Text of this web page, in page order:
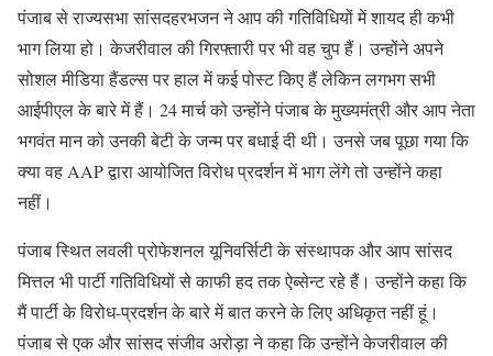
पंजाब से राज्यसभा सांसदहरभजन ने आप की गतिविधियों में शायद ही कभी
भाग लिया हो। केजरीवाल की गिरफ्तारी पर भी वह चुप हैं। उन्होंने अपने
सोशल मीडिया हैंडल्स पर हाल में कई पोस्ट किए हैं लेकिन लगभग सभी
आईपीएल के बारे में हैं। 24 मार्च को उन्होंने पंजाब के मुख्यमंत्री और आप नेता
भगवंत मान को उनकी बेटी के जन्म पर बधाई दी थी। उनसे जब पूछा गया कि
क्या वह AAP द्वारा आयोजित विरोध प्रदर्शन में भाग लेंगे तो उन्होंने कहा
नहीं।
पंजाब स्थित लवली प्रोफेशनल यूनिवर्सिटी के संस्थापक और आप सांसद
मित्तल भी पार्टी गतिविधियों से काफी हद तक ऐब्सेन्ट रहे हैं। उन्होंने कहा कि
मैं पार्टी के विरोध-प्रदर्शन के बारे में बात करने के लिए अधिकृत नहीं हूं।
पंजाब से एक और सांसद संजीव अरोड़ा ने कहा कि उन्होंने केजरीवाल की